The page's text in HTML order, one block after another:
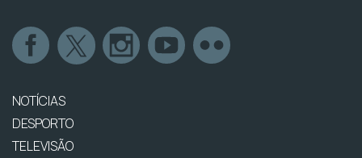
NOTÍCIAS
DESPORTO
TELEVISÃO